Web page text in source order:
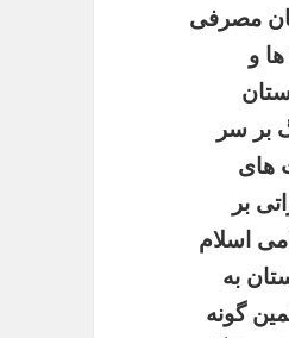
مصرفی
و
بر سر
های
بر
اسلام
به
گونه